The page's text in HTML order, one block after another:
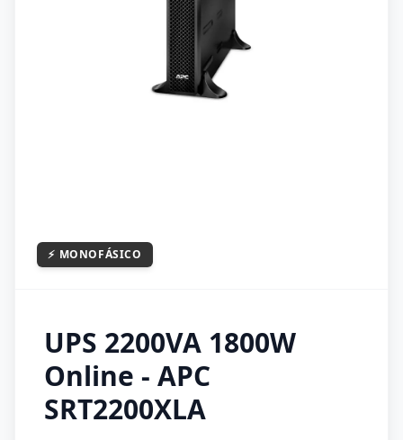
⚡ MONOFÁSICO
UPS 2200VA 1800W
Online - APC
SRT2200XLA